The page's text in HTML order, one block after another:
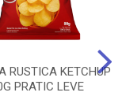
RUSTICA KETCHUP
PRATIC LEVE